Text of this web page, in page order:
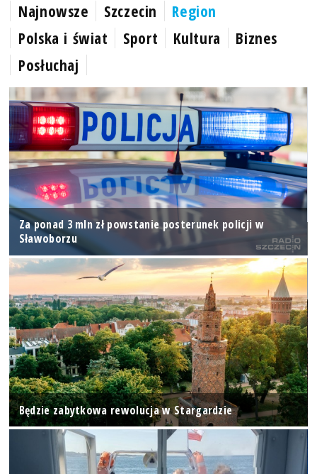
Najnowsze Szczecin
Region
Polska i świat
Sport Kultura
Biznes
Posłuchaj
Za ponad 3 mln zł powstanie posterunek policji w
Sławoborzu
Będzie zabytkowa rewolucja w Stargardzie